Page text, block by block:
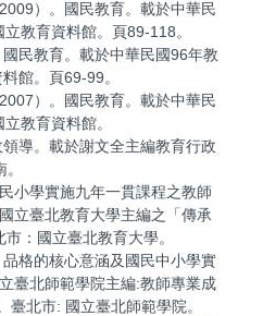
）。國民教育。載於中華民
教育資料館。頁89-118。
民教育。載於中華民國96年教
館。頁69-99。
）。國民教育。載於中華民
教育資料館。
導。載於謝文全主編教育行政
小學實施九年一貫課程之教師
立臺北教育大學主編之「傳承
：國立臺北教育大學。
格的核心意涵及國民中小學實
臺北師範學院主編:教師專業成
北市: 國立臺北師範學院。